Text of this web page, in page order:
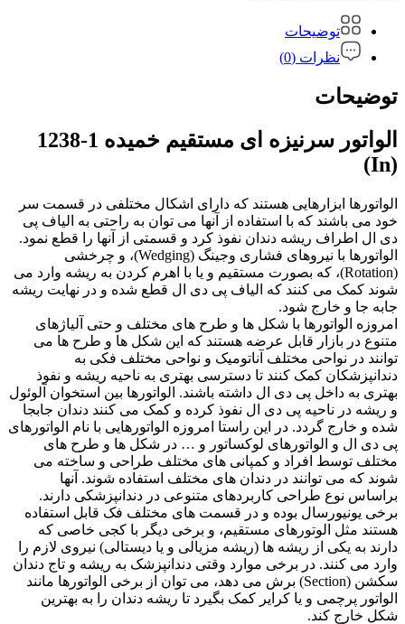
توضیحات
نظرات (0)
توضیحات
الواتور سرنیزه ای مستقیم خمیده 1-1238
(In)
الواتورها ابزارهایی هستند که دارای اشکال مختلفی در قسمت سر
خود می باشند که با استفاده از آنها می توان به راحتی به الیاف پی
دی ال اطراف ریشه دندان نفوذ کرد و قسمتی از آنها را قطع نمود.
الواتورها با نیروهای فشاری وجینگ (Wedging)، و چرخشی
(Rotation)، که بصورت مستقیم و یا با اهرم کردن به ریشه وارد می
شوند کمک می کنند که الیاف پی دی ال قطع شده و در نهایت ریشه
جابه جا و خارج شود.
امروزه الواتورها با شکل ها و طرح های مختلف و حتی آلیاژهای
متنوع در بازار قابل عرضه هستند که این شکل ها و طرح ها می
توانند در نواحی مختلف آناتومیک و نواحی مختلف فکی به
دندانپزشکان کمک کنند تا دسترسی بهتری به ناحیه ریشه و نفوذ
بهتری به داخل پی دی ال داشته باشند. الواتورها بین استخوان آلوئول
و ریشه در ناحیه پی دی ال نفوذ کرده و کمک می کنند دندان جابجا
شده و خارج گردد. در این راستا امروزه الواتورهایی با نام الواتورهای
پی دی ال و الواتورهای لوکساتور و … در شکل ها و طرح های
مختلف توسط افراد و کمپانی های مختلف طراحی و ساخته می
شوند که می توانند در دندان های مختلف استفاده شوند. آنها
براساس نوع طراحی کاربردهای متنوعی در دندانپزشکی دارند.
برخی یونیورسال بوده و در قسمت های مختلف فک قابل استفاده
هستند مثل الوتورهای مستقیم، و برخی دیگر با کجی خاصی که
دارند به یکی از ریشه ها (ریشه مزیالی و یا دیستالی) نیروی لازم را
وارد می کنند. در برخی موارد وقتی دندانپزشک به ریشه و تاج دندان
سکشن (Section) برش می دهد، می توان از برخی الواتورها مانند
الواتور پرچمی و یا کرایر کمک بگیرد تا ریشه دندان را به بهترین
شکل خارج کند.